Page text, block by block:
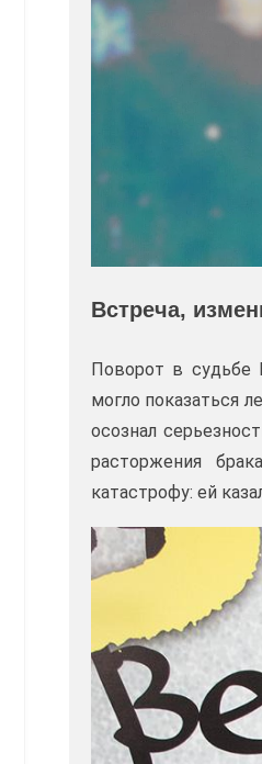
Встреча,
Поворот в судьбе
могло показаться
осознал
расторжения
катастрофу: ей